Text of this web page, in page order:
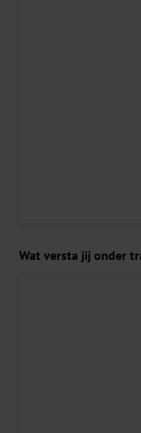
Wat versta jij onder